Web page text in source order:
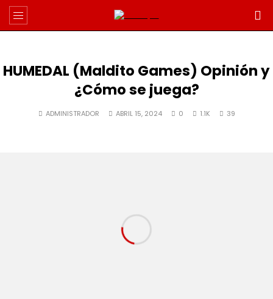
HUMEDAL (Maldito Games) Opinión y
¿Cómo se juega?
ADMINISTRADOR ABRIL 15, 2024 0 1.1K 39